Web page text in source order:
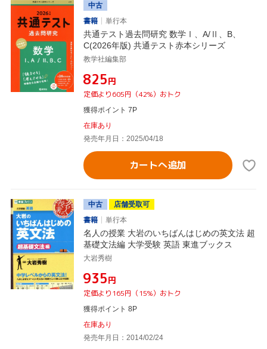
中古
書籍
単行本
共通テスト過去問研究 数学Ⅰ、A/Ⅱ、B、
C(2026年版) 共通テスト赤本シリーズ
教学社編集部
¥825円
定価より605円（42%）おトク
獲得ポイント 7P
在庫あり
発売年月日：2025/04/18
カートへ追加
中古
店舗受取可
書籍
単行本
名人の授業 大岩のいちばんはじめの英文法 超
基礎文法編 大学受験 英語 東進ブックス
大岩秀樹
¥935円
定価より165円（15%）おトク
獲得ポイント 8P
在庫あり
発売年月日：2014/02/24